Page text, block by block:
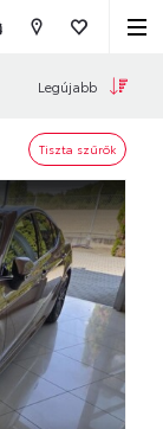
Legújabb
Tiszta szűrők